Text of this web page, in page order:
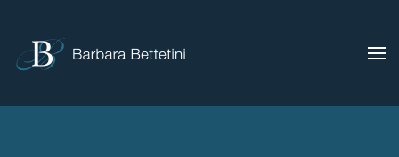
Skip to main content